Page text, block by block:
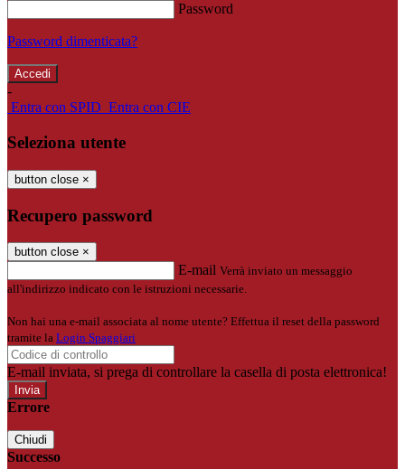
Password
Password dimenticata?
-
Entra con SPID Entra con CIE
Seleziona utente
button close ×
Recupero password
button close ×
E-mail Verrà inviato un messaggio
all'indirizzo indicato con le istruzioni necessarie.
Non hai una e-mail associata al nome utente? Effettua il reset della password
tramite la Login Spaggiari
E-mail inviata, si prega di controllare la casella di posta elettronica!
Errore
Chiudi
Successo